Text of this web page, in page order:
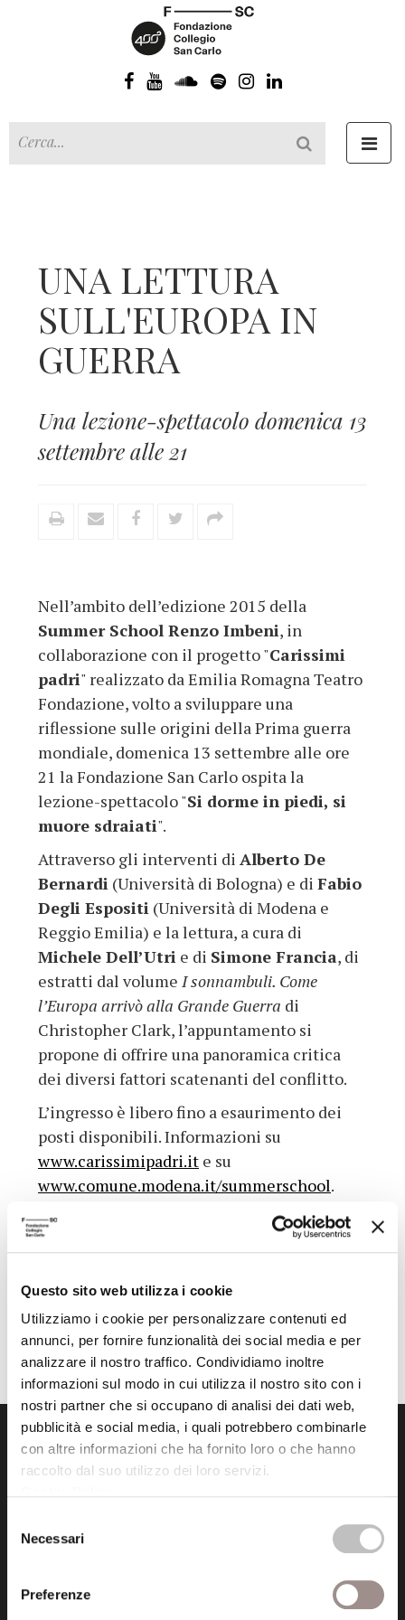
Questo sito web utilizza i cookie
Utilizziamo i cookie per personalizzare contenuti ed
annunci, per fornire funzionalità dei social media e per
analizzare il nostro traffico. Condividiamo inoltre
informazioni sul modo in cui utilizza il nostro sito con i
nostri partner che si occupano di analisi dei dati web,
pubblicità e social media, i quali potrebbero combinarle
con altre informazioni che ha fornito loro o che hanno
raccolto dal suo utilizzo dei loro servizi.
delNecessari
Preferenze
UNA LETTURA
SULL'EUROPA IN
GUERRA
Una lezione-spettacolo domenica 13
settembre alle 21
Nell’ambito dell’edizione 2015 della
Summer School Renzo Imbeni, in
collaborazione con il progetto "Carissimi
padri" realizzato da Emilia Romagna Teatro
Fondazione, volto a sviluppare una
riflessione sulle origini della Prima guerra
mondiale, domenica 13 settembre alle ore
21 la Fondazione San Carlo ospita la
lezione-spettacolo "Si dorme in piedi, si
muore sdraiati".
Attraverso gli interventi di Alberto De
Bernardi (Università di Bologna) e di Fabio
Degli Espositi (Università di Modena e
Reggio Emilia) e la lettura, a cura di
Michele Dell’Utri e di Simone Francia, di
estratti dal volume I sonnambuli. Come
l’Europa arrivò alla Grande Guerra di
Christopher Clark, l’appuntamento si
propone di offrire una panoramica critica
dei diversi fattori scatenanti del conflitto.
L’ingresso è libero fino a esaurimento dei
posti disponibili. Informazioni su
www.carissimipadri.it e su
www.comune.modena.it/summerschool.
Scarica la cartolina
Pubblicata da: Istituzione il 07-09-2015